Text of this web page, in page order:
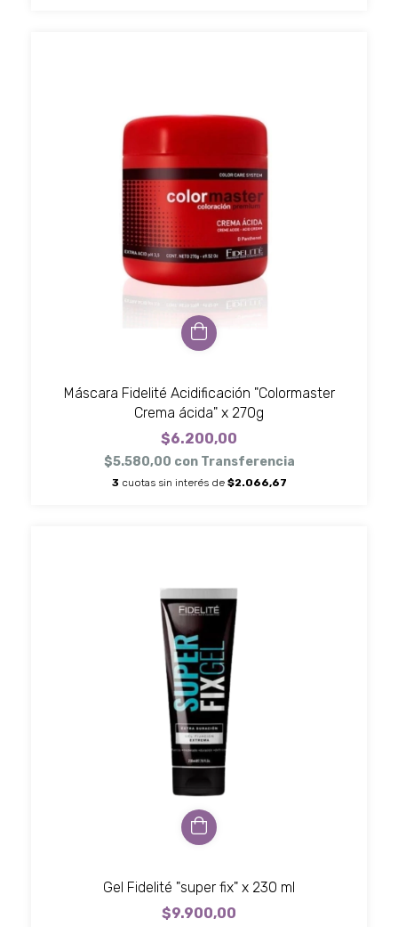
Máscara Fidelité Acidificación "Colormaster
Crema ácida" x 270g
$6.200,00
$5.580,00 con Transferencia
3 cuotas sin interés de $2.066,67
Gel Fidelité "super fix" x 230 ml
$9.900,00